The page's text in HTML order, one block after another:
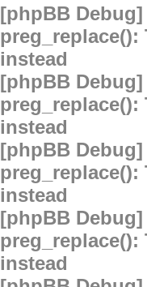
[phpBB Debug]
instead
[phpBB Debug]
instead
[phpBB Debug]
instead
[phpBB Debug]
instead